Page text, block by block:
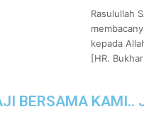
Rasulullah
kepada
[HR.
BERSAMA KAMI..